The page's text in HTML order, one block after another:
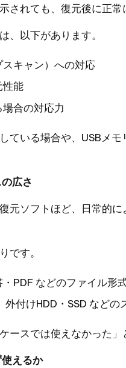
されても、復元後に正常
、以下があります。
キャン）への対応
性能
合の対応力
ている場合や、USBメ
広さ
元ソフトほど、日常的
です。
PDF などのファイル形
外付けHDD・SSD などの
ースでは使えなかった」
えるか